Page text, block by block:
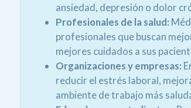
ansiedad, depresión o dolor
Profesionales de la salud:
profesionales que buscan
mejores cuidados a sus
Organizaciones y empresas:
reducir el estrés laboral,
ambiente de trabajo más